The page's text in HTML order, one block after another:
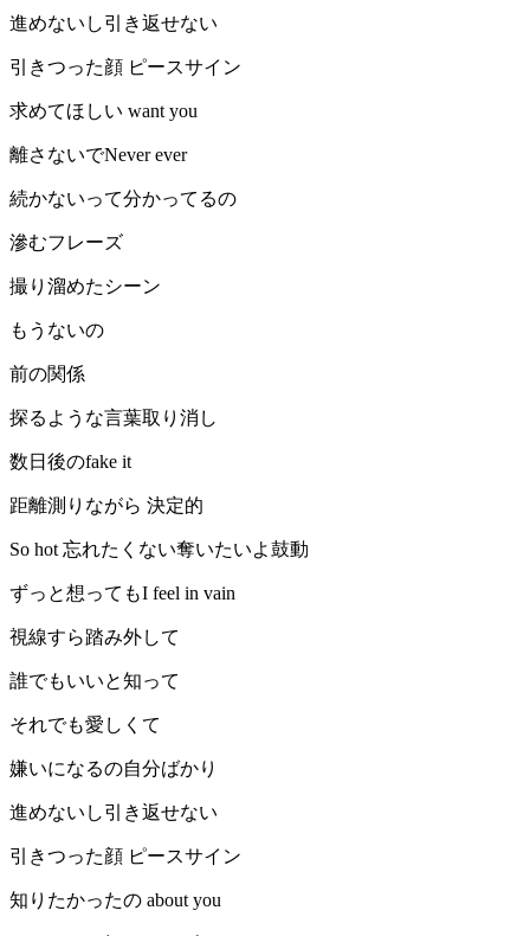
進めないし引き返せない
引きつった顔 ピースサイン
求めてほしい want you
離さないでNever ever
続かないって分かってるの
滲むフレーズ
撮り溜めたシーン
もうないの
前の関係
探るような言葉取り消し
数日後のfake it
距離測りながら 決定的
So hot 忘れたくない奪いたいよ鼓動
ずっと想ってもI feel in vain
視線すら踏み外して
誰でもいいと知って
それでも愛しくて
嫌いになるの自分ばかり
進めないし引き返せない
引きつった顔 ピースサイン
知りたかったの about you